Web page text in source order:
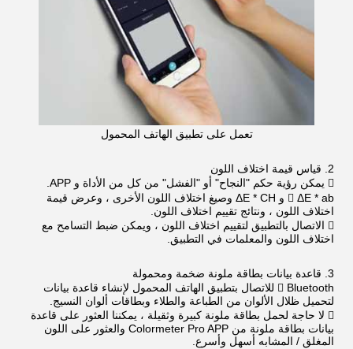
تعمل على تطبيق الهاتف المحمول
2. قياس قيمة اختلاف اللون
 يمكن رؤية حكم "النجاح" أو "الفشل" من كل من الأداة و APP.
 ΔE * ab و ΔE * CH وصيغ اختلاف اللون الأخرى ، وعرض قيمة
اختلاف اللون ، ونتائج تقييم اختلاف اللون.
 الاتصال بالتطبيق لتقييم اختلاف اللون ، ويمكن ضبط التسامح مع
اختلاف اللون والمعلمات في التطبيق.
3. قاعدة بيانات بطاقة ملونة ضخمة ومحمولة
 Bluetooth للاتصال بتطبيق الهاتف المحمول لإنشاء قاعدة بيانات
لتحميل ظلال الألوان من الطباعة والطلاء وبطاقات ألوان النسيج.
 لا حاجة لحمل بطاقة ملونة كبيرة وثقيلة ، يمكننا العثور على قاعدة
بيانات بطاقة ملونة من Colormeter Pro APP والعثور على اللون
المغلق / المشابه أسهل وأسرع.